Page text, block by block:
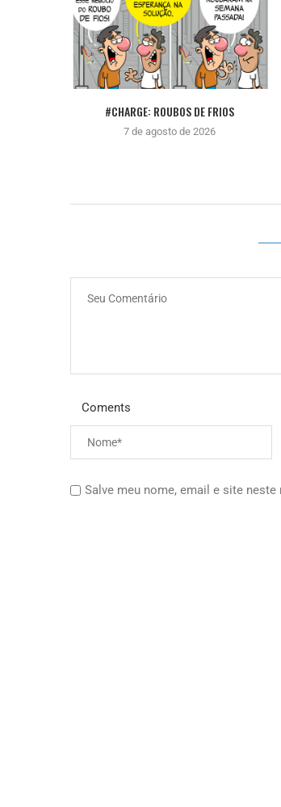
#CHARGE: ROUBOS DE FRIOS
7 de agosto de 2026
Coments
Salve meu nome, email e site